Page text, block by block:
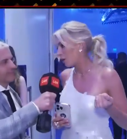
EMPRENDI2
LONGOBARDI
EL OLIVO BLANCO
TU LUGAR IDEAL
CHICHE EN VIVO
EL SEÑOR
ESTÉTICA
CARAS Y
INTELEXIS